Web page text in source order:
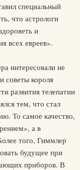
специальный
что астрологи
и
всех евреев».
интересовали не
советы короля
развития телепатии
тем, что стал
То самое качество,
а в
того, Гиммлер
будущее при
приборов. В